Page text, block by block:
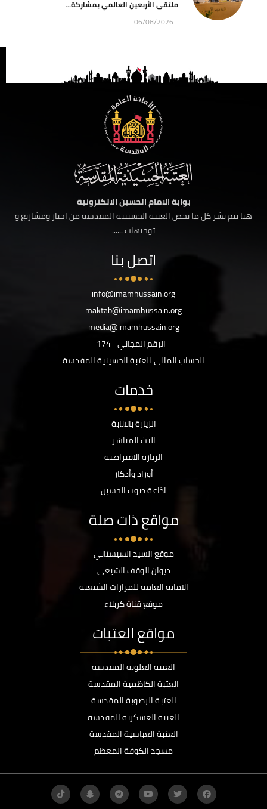
ملتقى الأربعين العالمي بمشاركة...
06/08/2026
بوابة الامام الحسين الالكترونية
هنا يتم نشر كل ما يخص العتبة الحسينية المقدسة من اخبار ومشاريع و
توجيهات ......
اتصل بنا
info@imamhussain.org
maktab@imamhussain.org
media@imamhussain.org
الرقم المجاني 174
الحساب المالي للعتبة الحسينية المقدسة
خدمات
الزيارة بالانابة
البث المباشر
الزيارة الافتراضية
أوراد وأذكار
اذاعة صوت الحسين
مواقع ذات صلة
موقع السيد السيستاني
ديوان الوقف الشيعي
الامانة العامة للمزارات الشيعية
موقع قناة كربلاء
مواقع العتبات
العتبة العلوية المقدسة
العتبة الكاظمية المقدسة
العتبة الرضوية المقدسة
العتبة العسكرية المقدسة
العتبة العباسية المقدسة
مسجد الكوفة المعظم